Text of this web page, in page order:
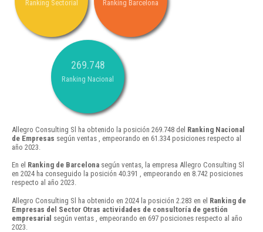
Ranking Sectorial Ranking Barcelona
269.748
Ranking Nacional
Allegro Consulting Sl ha obtenido la posición 269.748 del Ranking Nacional
de Empresas según ventas , empeorando en 61.334 posiciones respecto al
año 2023.
En el Ranking de Barcelona según ventas, la empresa Allegro Consulting Sl
en 2024 ha conseguido la posición 40.391 , empeorando en 8.742 posiciones
respecto al año 2023.
Allegro Consulting Sl ha obtenido en 2024 la posición 2.283 en el Ranking de
Empresas del Sector Otras actividades de consultoría de gestión
empresarial según ventas , empeorando en 697 posiciones respecto al año
2023.